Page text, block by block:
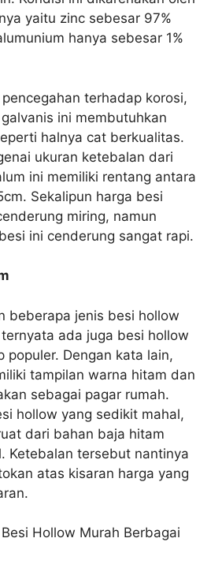
yaitu zinc sebesar 97%
hanya sebesar 1%
terhadap korosi,
ini membutuhkan
halnya cat berkualitas.
ukuran ketebalan dari
ini memiliki rentang antara
Sekalipun harga besi
miring, namun
ini cenderung sangat rapi.
beberapa jenis besi hollow
ada juga besi hollow
populer. Dengan kata lain,
tampilan warna hitam dan
sebagai pagar rumah.
hollow yang sedikit mahal,
dari bahan baja hitam
Ketebalan tersebut nantinya
atas kisaran harga yang
Hollow Murah Berbagai